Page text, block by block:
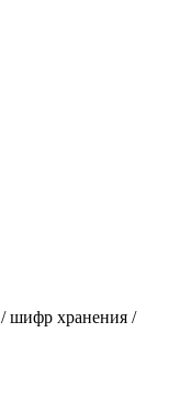
шифр хранения /